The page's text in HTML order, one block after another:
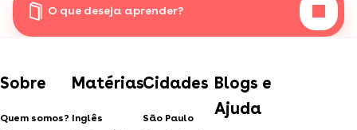
O que deseja aprender?
Sobre
Quem somos?
Matérias
Inglês
Cidades
São Paulo
Blogs e
Ajuda